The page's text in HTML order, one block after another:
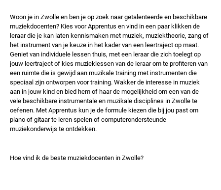
Woon je in Zwolle en ben je op zoek naar getalenteerde en beschikbare
muziekdocenten? Kies voor Apprentus en vind in een paar klikken de
leraar die je kan laten kennismaken met muziek, muziektheorie, zang of
het instrument van je keuze in het kader van een leertraject op maat.
Geniet van individuele lessen thuis, met een leraar die zich toelegt op
jouw leertraject of kies muzieklessen van de leraar om te profiteren van
een ruimte die is gewijd aan muzikale training met instrumenten die
speciaal zijn ontworpen voor training. Wakker de interesse in muziek
aan in jouw kind en bied hem of haar de mogelijkheid om een ​​van de
vele beschikbare instrumentale en muzikale disciplines in Zwolle te
oefenen. Met Apprentus kun je de formule kiezen die bij jou past om
piano of gitaar te leren spelen of computerondersteunde
muziekonderwijs te ontdekken.
Hoe vind ik de beste muziekdocenten in Zwolle?